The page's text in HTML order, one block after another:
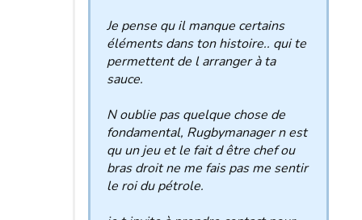
Je pense qu il manque certains
éléments dans ton histoire.. qui te
permettent de l arranger à ta
sauce.
N oublie pas quelque chose de
fondamental, Rugbymanager n est
qu un jeu et le fait d être chef ou
bras droit ne me fais pas me sentir
le roi du pétrole.